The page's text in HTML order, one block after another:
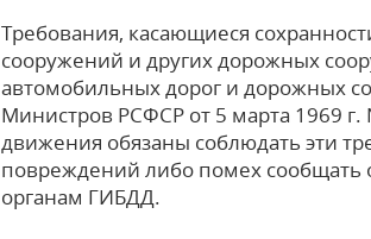
Требования, касающиеся
сооружений и других дорожных
автомобильных дорог и дорожных
Министров РСФСР от 5 марта 1969 г.
движения обязаны соблюдать эти
повреждений либо помех сообщать
органам ГИБДД.